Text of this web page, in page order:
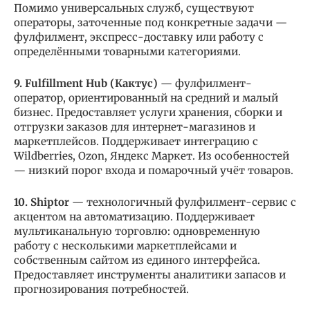
Помимо универсальных служб, существуют
операторы, заточенные под конкретные задачи —
фулфилмент, экспресс-доставку или работу с
определёнными товарными категориями.
9. Fulfillment Hub (Кактус) — фулфилмент-
оператор, ориентированный на средний и малый
бизнес. Предоставляет услуги хранения, сборки и
отгрузки заказов для интернет-магазинов и
маркетплейсов. Поддерживает интеграцию с
Wildberries, Ozon, Яндекс Маркет. Из особенностей
— низкий порог входа и помарочный учёт товаров.
10. Shiptor — технологичный фулфилмент-сервис с
акцентом на автоматизацию. Поддерживает
мультиканальную торговлю: одновременную
работу с несколькими маркетплейсами и
собственным сайтом из единого интерфейса.
Предоставляет инструменты аналитики запасов и
прогнозирования потребностей.